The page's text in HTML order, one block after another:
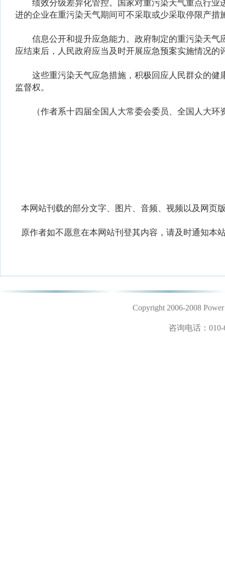
绩效分级差异化管控。国家对重污染天气重点行业
进的企业在重污染天气期间可不采取或少采取停限产
信息公开和提升应急能力。政府制定的重污染天气
应结束后，人民政府应当及时开展应急预案实施情况的
这些重污染天气应急措施，积极回应人民群众的健
监督权。
（作者系十四届全国人大常委会委员、全国人大环
本网站刊载的部分文字、图片、音频、视频以及网页
原作者如不愿意在本网站刊登其内容，请及时通知
Copyright 2006-2008
咨询电话：